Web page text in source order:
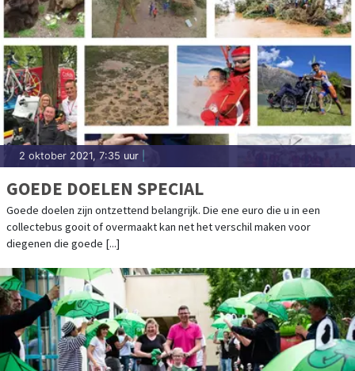
2 oktober 2021, 7:35 uur
GOEDE DOELEN SPECIAL
Goede doelen zijn ontzettend belangrijk. Die ene euro die u in een
collectebus gooit of overmaakt kan net het verschil maken voor
diegenen die goede [...]